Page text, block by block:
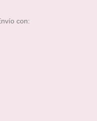
con: